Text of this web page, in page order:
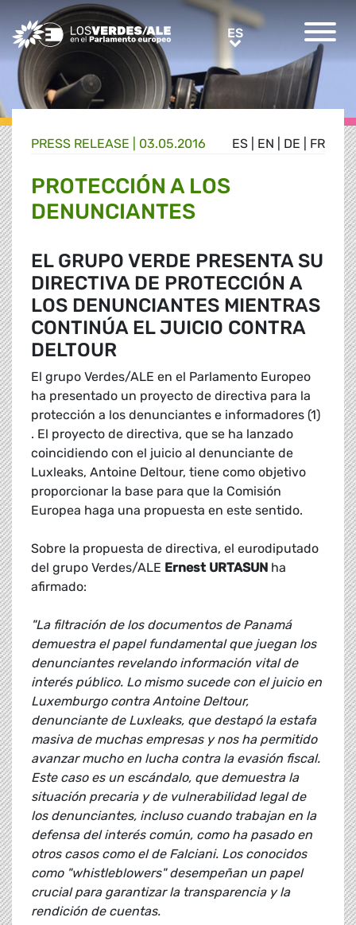
Greens/EFA Home ESES
ES EN DE FR
PRESS RELEASE | 03.05.2016
PROTECCIÓN A LOS
DENUNCIANTES
EL GRUPO VERDE PRESENTA SU
DIRECTIVA DE PROTECCIÓN A
LOS DENUNCIANTES MIENTRAS
CONTINÚA EL JUICIO CONTRA
DELTOUR
El grupo Verdes/ALE en el Parlamento Europeo
ha presentado un proyecto de directiva para la
protección a los denunciantes e informadores (1)
. El proyecto de directiva, que se ha lanzado
coincidiendo con el juicio al denunciante de
Luxleaks, Antoine Deltour, tiene como objetivo
proporcionar la base para que la Comisión
Europea haga una propuesta en este sentido.
Sobre la propuesta de directiva, el eurodiputado
del grupo Verdes/ALE Ernest URTASUN ha
afirmado:
"La filtración de los documentos de Panamá
demuestra el papel fundamental que juegan los
denunciantes revelando información vital de
interés público. Lo mismo sucede con el juicio en
Luxemburgo contra Antoine Deltour,
denunciante de Luxleaks, que destapó la estafa
masiva de muchas empresas y nos ha permitido
avanzar mucho en lucha contra la evasión fiscal.
Este caso es un escándalo, que demuestra la
situación precaria y de vulnerabilidad legal de
los denunciantes, incluso cuando trabajan en la
defensa del interés común, como ha pasado en
otros casos como el de Falciani. Los conocidos
como "whistleblowers" desempeñan un papel
crucial para garantizar la transparencia y la
rendición de cuentas.